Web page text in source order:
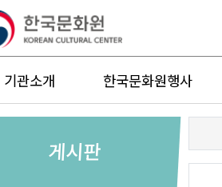
기관소개 한국문화원행사
게시판